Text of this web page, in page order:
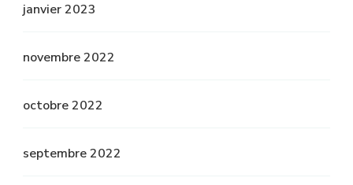
janvier 2023
novembre 2022
octobre 2022
septembre 2022